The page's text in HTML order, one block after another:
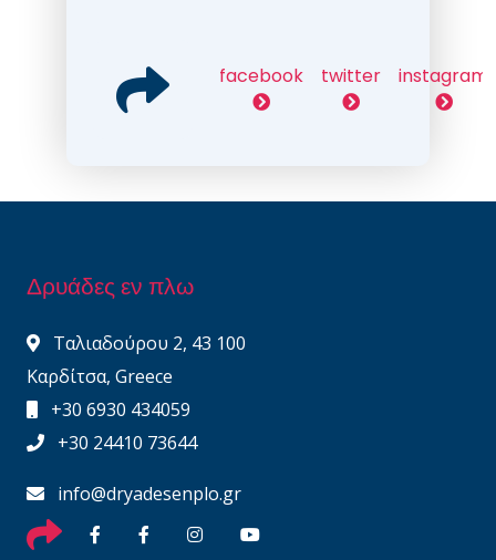
facebook twitter instagram
Δρυάδες εν πλω
Ταλιαδούρου 2, 43 100
Καρδίτσα, Greece
+30 6930 434059
+30 24410 73644
info@dryadesenplo.gr